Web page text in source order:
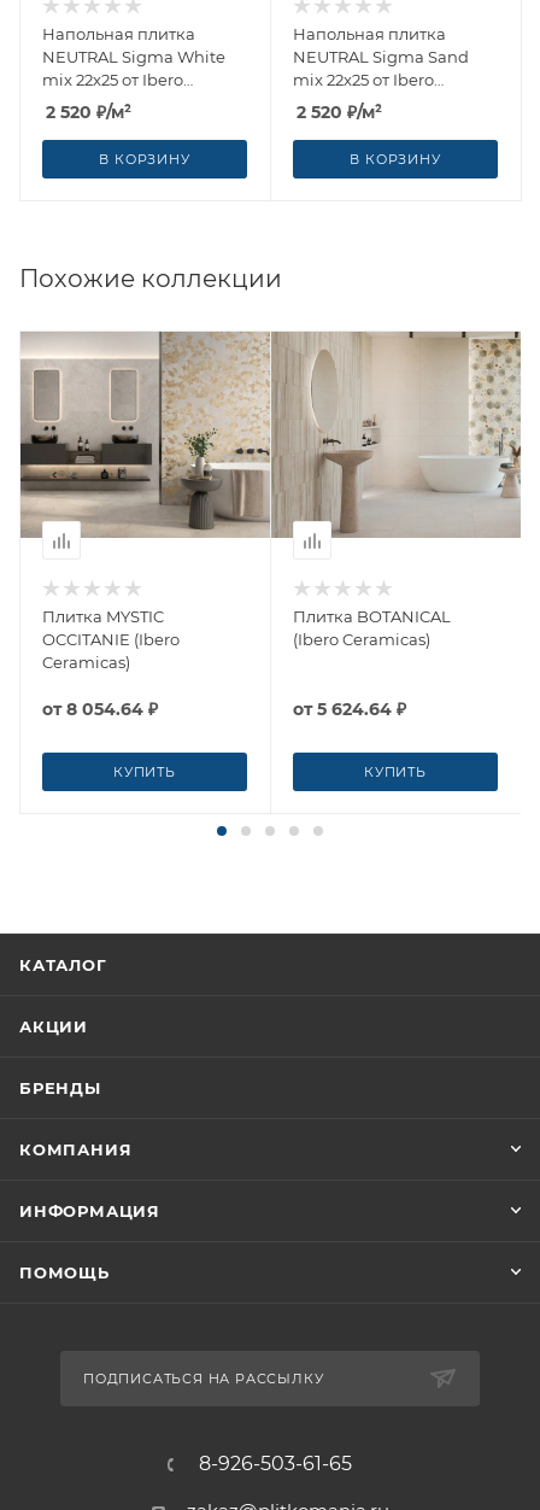
Напольная плитка
NEUTRAL Sigma White
mix 22x25 от Ibero
Ceramicas (Испания)
2 520 ₽/м²
В КОРЗИНУ
Напольная плитка
NEUTRAL Sigma Sand
mix 22x25 от Ibero
Ceramicas (Испания)
2 520 ₽/м²
В КОРЗИНУ
Похожие коллекции
Плитка MYSTIC
OCCITANIE (Ibero
Ceramicas)
от8 054.64 ₽
КУПИТЬ
Плитка BOTANICAL
(Ibero Ceramicas)
от5 624.64 ₽
КУПИТЬ
КАТАЛОГ
АКЦИИ
БРЕНДЫ
КОМПАНИЯ
ИНФОРМАЦИЯ
ПОМОЩЬ
ПОДПИСАТЬСЯ НА РАССЫЛКУ
8-926-503-61-65